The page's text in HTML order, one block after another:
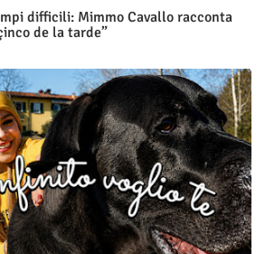
difficili: Mimmo Cavallo racconta
de la tarde”